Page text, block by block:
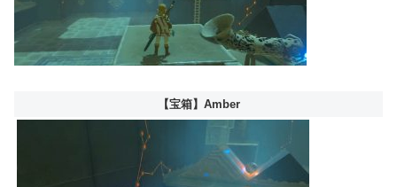
【宝箱】Amber